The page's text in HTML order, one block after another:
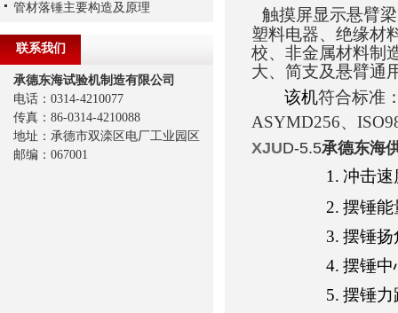
触摸屏显示悬臂
塑料电器、绝缘材
校、非金属材料制
大、简支及悬臂通
该机符合标准
ASYMD256、
XJUD-5.5承德东海
1. 冲击速
2. 摆锤能
3. 摆锤扬
4. 摆锤中
5. 摆锤力
管材落锤主要构造及原理
联系我们
承德东海试验机制造有限公司
电话：0314-4210077
传真：86-0314-4210088
地址：承德市双滦区电厂工业园区
邮编：067001